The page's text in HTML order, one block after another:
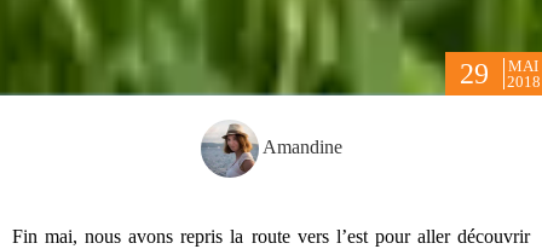
29
MAI
2018
Amandine
Fin mai, nous avons repris la route vers l’est pour aller découvrir